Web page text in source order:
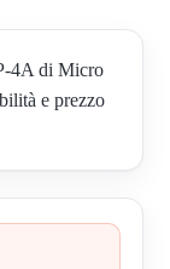
4A di Micro
e prezzo